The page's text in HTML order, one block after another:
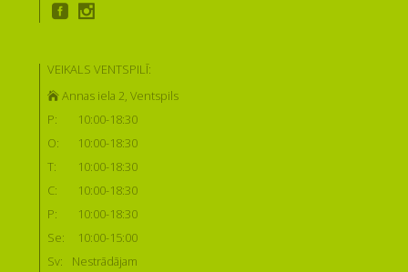
VEIKALS VENTSPILĪ:
Annas iela 2, Ventspils
P:
10:00-18:30
O:
10:00-18:30
T:
10:00-18:30
C:
10:00-18:30
P:
10:00-18:30
Se:
10:00-15:00
Sv:
Nestrādājam